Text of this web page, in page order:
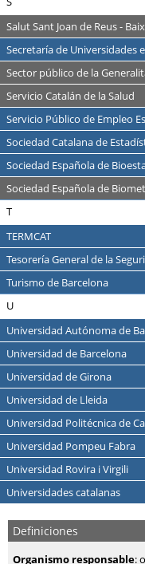
Salut Sant Joan de Reus -
Secretaría de Universidades
Sector público de la
Servicio Catalán de la Salud
Servicio Público de Empleo
Sociedad Catalana de
Sociedad Española de
Sociedad Española de
T
TERMCAT
Tesorería General de la
Turismo de Barcelona
U
Universidad Autónoma de
Universidad de Barcelona
Universidad de Girona
Universidad de Lleida
Universidad Politécnica de
Universidad Pompeu Fabra
Universidad Rovira i Virgili
Universidades catalanas
Definiciones
Organismo responsable: